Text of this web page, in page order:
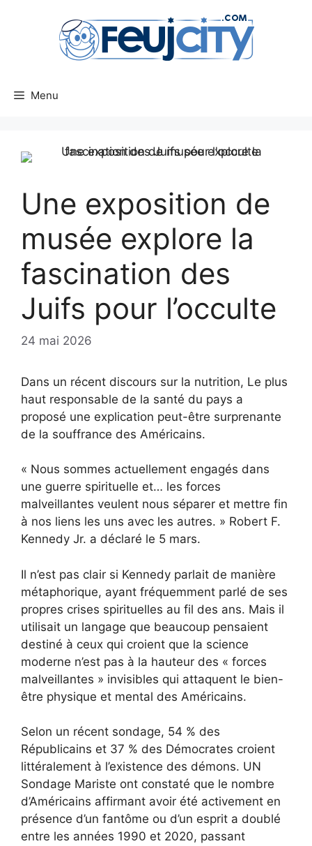
Menu
Une exposition de
musée explore la
fascination des
Juifs pour l’occulte
24 mai 2026
Dans un récent discours sur la nutrition, Le plus
haut responsable de la santé du pays a
proposé une explication peut-être surprenante
de la souffrance des Américains.
« Nous sommes actuellement engagés dans
une guerre spirituelle et… les forces
malveillantes veulent nous séparer et mettre fin
à nos liens les uns avec les autres. » Robert F.
Kennedy Jr. a déclaré le 5 mars.
Il n’est pas clair si Kennedy parlait de manière
métaphorique, ayant fréquemment parlé de ses
propres crises spirituelles au fil des ans. Mais il
utilisait un langage que beaucoup pensaient
destiné à ceux qui croient que la science
moderne n’est pas à la hauteur des « forces
malveillantes » invisibles qui attaquent le bien-
être physique et mental des Américains.
Selon un récent sondage, 54 % des
Républicains et 37 % des Démocrates croient
littéralement à l’existence des démons. UN
Sondage Mariste ont constaté que le nombre
d’Américains affirmant avoir été activement en
présence d’un fantôme ou d’un esprit a doublé
entre les années 1990 et 2020, passant